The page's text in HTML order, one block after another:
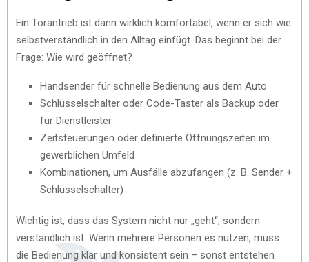
Ein Torantrieb ist dann wirklich komfortabel, wenn er sich wie
selbstverständlich in den Alltag einfügt. Das beginnt bei der
Frage: Wie wird geöffnet?
Handsender für schnelle Bedienung aus dem Auto
Schlüsselschalter oder Code-Taster als Backup oder
für Dienstleister
Zeitsteuerungen oder definierte Öffnungszeiten im
gewerblichen Umfeld
Kombinationen, um Ausfälle abzufangen (z. B. Sender +
Schlüsselschalter)
Wichtig ist, dass das System nicht nur „geht“, sondern
verständlich ist. Wenn mehrere Personen es nutzen, muss
die Bedienung klar und konsistent sein – sonst entstehen